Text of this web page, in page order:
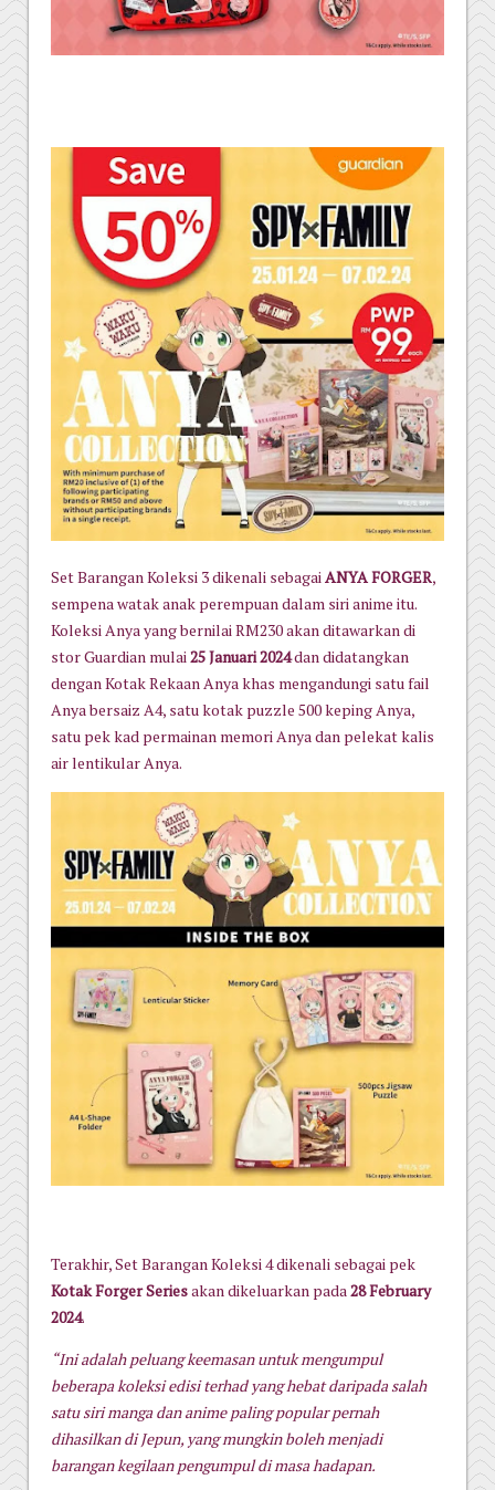
Set Barangan Koleksi 3 dikenali sebagai ANYA FORGER,
sempena watak anak perempuan dalam siri anime itu.
Koleksi Anya yang bernilai RM230 akan ditawarkan di
stor Guardian mulai 25 Januari 2024dan didatangkan
dengan Kotak Rekaan Anya khas mengandungi satu fail
Anya bersaiz A4, satu kotak puzzle 500 keping Anya,
satu pek kad permainan memori Anya dan pelekat kalis
air lentikular Anya.
Terakhir, Set Barangan Koleksi 4 dikenali sebagai pek
Kotak Forger Seriesakan dikeluarkan pada 28 February
2024.
“Ini adalah peluang keemasan untuk mengumpul
beberapa koleksi edisi terhad yang hebat daripada salah
satu siri manga dan anime paling popular pernah
dihasilkan di Jepun, yang mungkin boleh menjadi
barangan kegilaan pengumpul di masa hadapan.